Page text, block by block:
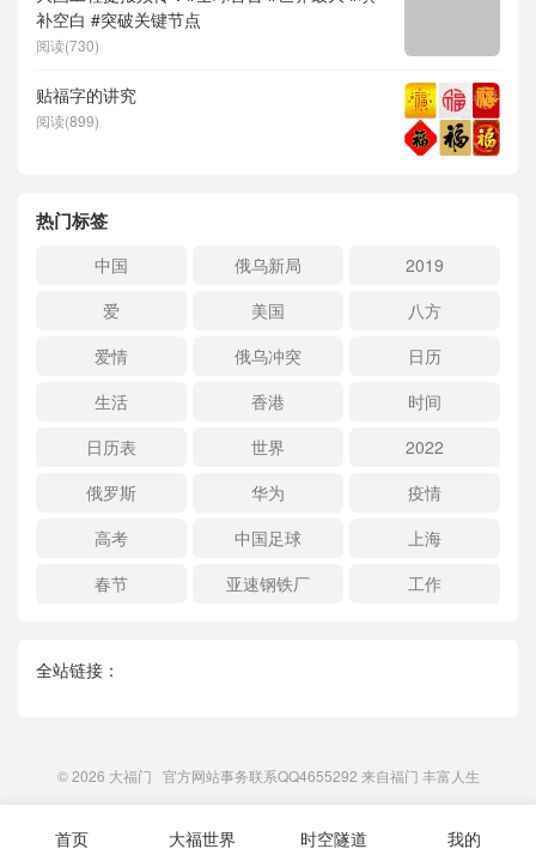
补空白 #突破关键节点
阅读(730)
贴福字的讲究
阅读(899)
热门标签
中国 俄乌新局
2019
爱
美国
八方
爱情
俄乌冲突
日历
生活
香港
时间
日历表
世界
2022
俄罗斯
华为
疫情
高考
中国足球
上海
春节
亚速钢铁厂 工作
全站链接：
© 2026 大福门 官方网站事务联系QQ4655292 来自福门 丰富人生
首页 大福世界 时空隧道 我的